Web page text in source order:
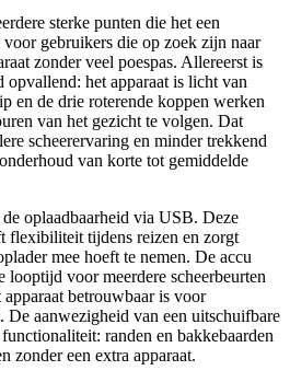
sterke punten die het een
gebruikers die op zoek zijn naar
zonder veel poespas. Allereerst is
het apparaat is licht van
en de drie roterende koppen werken
van het gezicht te volgen. Dat
scheerervaring en minder trekkend
van korte tot gemiddelde
oplaadbaarheid via USB. Deze
flexibiliteit tijdens reizen en zorgt
mee hoeft te nemen. De accu
looptijd voor meerdere scheerbeurten
betrouwbaar is voor
De aanwezigheid van een uitschuifbare
randen en bakkebaarden
zonder een extra apparaat.